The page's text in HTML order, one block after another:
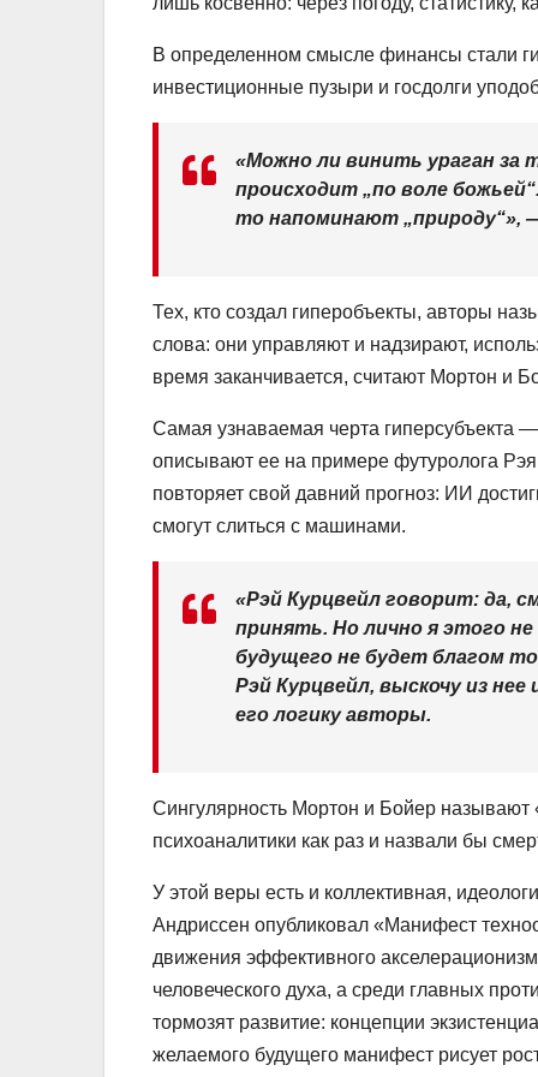
В определенном смысле финансы стали
инвестиционные пузыри и госдолги
«Можно ли винить ураган за
происходит „по воле
то напоминают „природу“»,
Тех, кто создал гиперобъекты, авторы
слова: они управляют и надзирают,
время заканчивается, считают Мортон и
Самая узнаваемая черта гиперсубъекта
описывают ее на примере футуролога
повторяет свой давний прогноз: ИИ
смогут слиться с машинами.
«Рэй Курцвейл говорит: да,
принять. Но лично я этого
будущего не будет благом
Рэй Курцвейл, выскочу из
его логику авторы.
Сингулярность Мортон и Бойер
психоаналитики как раз и назвали бы
У этой веры есть и коллективная,
Андриссен опубликовал «Манифест
движения эффективного
человеческого духа, а среди главных
тормозят развитие: концепции
желаемого будущего манифест рисует